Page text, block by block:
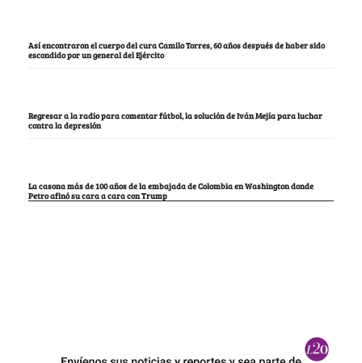
Así encontraron el cuerpo del cura Camilo Torres, 60 años después de haber sido
escondido por un general del Ejército
Regresar a la radio para comentar fútbol, la solución de Iván Mejía para luchar
contra la depresión
La casona más de 100 años de la embajada de Colombia en Washington donde
Petro afinó su cara a cara con Trump